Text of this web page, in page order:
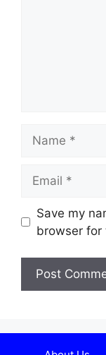
Website
Save my
browser for